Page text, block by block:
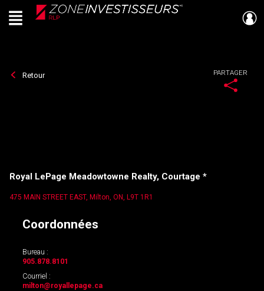
Live
En Direct
Menu
Retour PARTAGER
Royal LePage Meadowtowne Realty, Courtage *
475 MAIN STREET EAST, Milton, ON, L9T 1R1
Coordonnées
Bureau :
905.878.8101
Courriel :
milton@royallepage.ca